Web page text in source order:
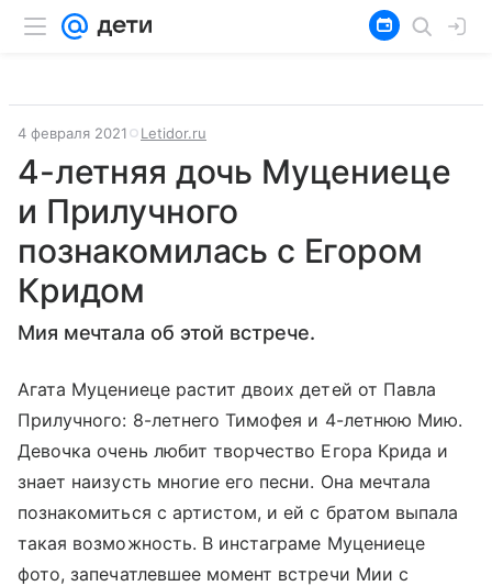
4 февраля 2021 Letidor.ru
4-летняя дочь Муцениеце
и Прилучного
познакомилась с Егором
Кридом
Мия мечтала об этой встрече.
Агата Муцениеце растит двоих детей от Павла
Прилучного: 8-летнего Тимофея и 4-летнюю Мию.
Девочка очень любит творчество Егора Крида и
знает наизусть многие его песни. Она мечтала
познакомиться с артистом, и ей с братом выпала
такая возможность. В инстаграме Муцениеце
фото, запечатлевшее момент встречи Мии с